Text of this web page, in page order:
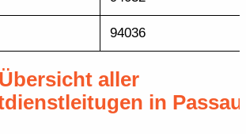
94036
Übersicht aller
in Passau